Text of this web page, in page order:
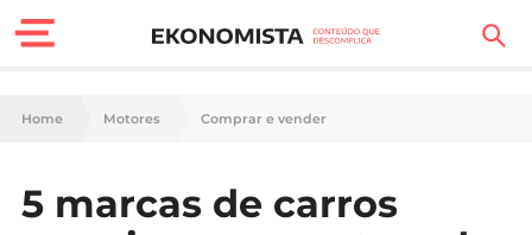
Finanças Pessoais
Carreira
Home Motores Comprar e vender
5 marcas de carros